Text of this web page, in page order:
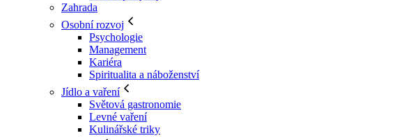
Zahrada
Osobní rozvoj
Psychologie
Management
Kariéra
Spiritualita a náboženství
Jídlo a vaření
Světová gastronomie
Levné vaření
Kulinářské triky